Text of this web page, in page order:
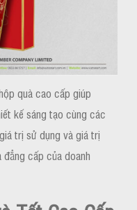
quà cao cấp giúp
kế sáng tạo cùng các
trị sử dụng và giá trị
cấp của doanh